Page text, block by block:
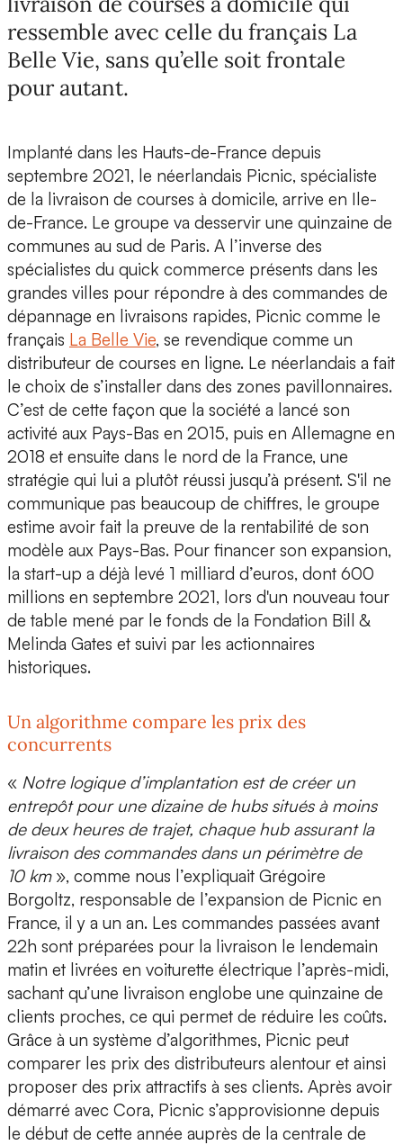
ressemble avec celle du français La
Belle Vie, sans qu’elle soit frontale
pour autant.
Implanté dans les Hauts-de-France depuis
septembre 2021, le néerlandais Picnic, spécialiste
de la livraison de courses à domicile, arrive en Ile-
de-France. Le groupe va desservir une quinzaine de
communes au sud de Paris. A l’inverse des
spécialistes du quick commerce présents dans les
grandes villes pour répondre à des commandes de
dépannage en livraisons rapides, Picnic comme le
français La Belle Vie, se revendique comme un
distributeur de courses en ligne. Le néerlandais a fait
le choix de s’installer dans des zones pavillonnaires.
C’est de cette façon que la société a lancé son
activité aux Pays-Bas en 2015, puis en Allemagne en
2018 et ensuite dans le nord de la France, une
stratégie qui lui a plutôt réussi jusqu’à présent. S'il ne
communique pas beaucoup de chiffres, le groupe
estime avoir fait la preuve de la rentabilité de son
modèle aux Pays-Bas. Pour financer son expansion,
la start-up a déjà levé 1 milliard d’euros, dont 600
millions en septembre 2021, lors d'un nouveau tour
de table mené par le fonds de la Fondation Bill &
Melinda Gates et suivi par les actionnaires
historiques.
Un algorithme compare les prix des
concurrents
« Notre logique d’implantation est de créer un
entrepôt pour une dizaine de hubs situés à moins
de deux heures de trajet, chaque hub assurant la
livraison des commandes dans un périmètre de
10 km», comme nous l’expliquait Grégoire
Borgoltz, responsable de l’expansion de Picnic en
France, il y a un an. Les commandes passées avant
22h sont préparées pour la livraison le lendemain
matin et livrées en voiturette électrique l’après-midi,
sachant qu’une livraison englobe une quinzaine de
clients proches, ce qui permet de réduire les coûts.
Grâce à un système d’algorithmes, Picnic peut
comparer les prix des distributeurs alentour et ainsi
proposer des prix attractifs à ses clients. Après avoir
démarré avec Cora, Picnic s’approvisionne depuis
le début de cette année auprès de la centrale de